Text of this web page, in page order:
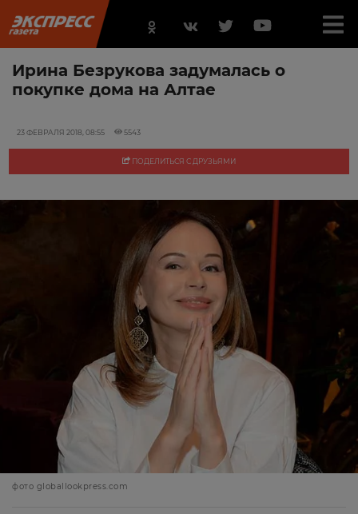
Ирина Безрукова задумалась о
покупке дома на Алтае
23 ФЕВРАЛЯ 2018, 08:55 5543
ПОДЕЛИТЬСЯ С ДРУЗЬЯМИ
фото globallookpress.com